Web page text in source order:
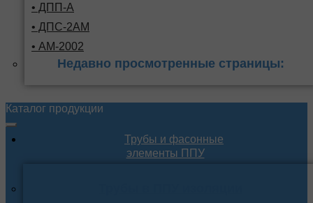
• ДПП-А
• ДПС-2АМ
• АМ-2002
Недавно просмотренные страницы:
Каталог продукции
Трубы и фасонные
элементы ППУ